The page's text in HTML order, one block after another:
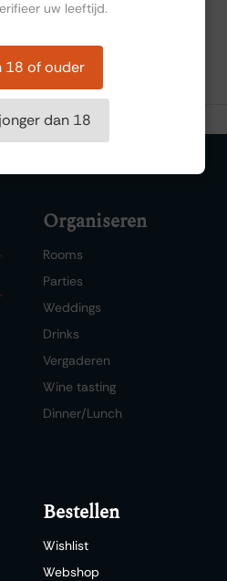
Hun wijnen, zoals deze Obra
balans tussen fruitigheid en
gewaardeerd.
Organiseren
Rooms
Parties
Weddings
Drinks
Vergaderen
Wine tasting
Dinner/Lunch
Bestellen
Wishlist
Webshop
uw leeftijd.
18 of ouder
dan 18